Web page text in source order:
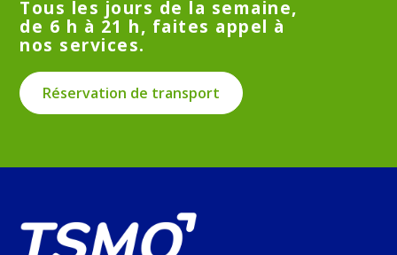
Tous les jours de la semaine,
de 6 h à 21 h, faites appel à
nos services.
Réservation de transport